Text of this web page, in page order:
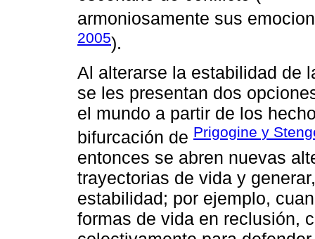
armoniosamente sus
2005).
Al alterarse la estabilidad de
se les presentan dos
el mundo a partir de los
bifurcación de Prigogine y
entonces se abren nuevas
trayectorias de vida y
estabilidad; por ejemplo,
formas de vida en reclusión,